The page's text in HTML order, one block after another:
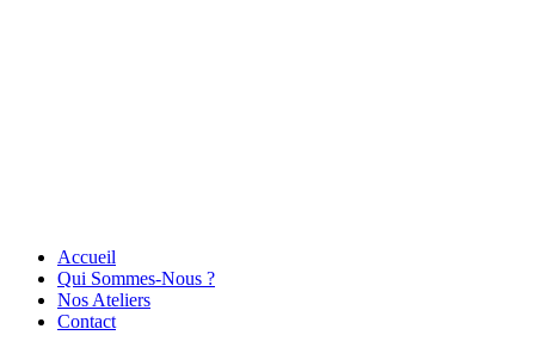
Accueil
Qui Sommes-Nous ?
Nos Ateliers
Contact